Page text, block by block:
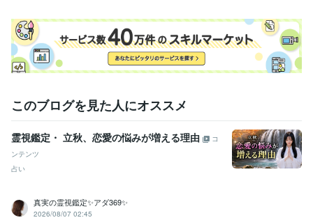
このブログを見た人にオススメ
霊視鑑定・ 立秋、恋愛の悩みが増える理由
コ
ンテンツ
占い
真実の霊視鑑定✨アダ369✨
2026/08/07 02:45